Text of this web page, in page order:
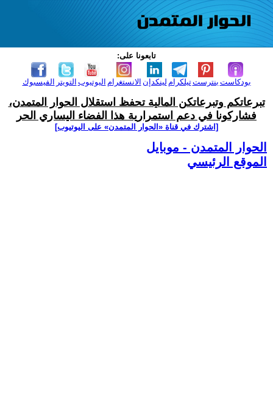
تابعونا على:
الفيسبوك التويتر اليوتيوب الانستغرام لينكدإن تيلكرامبنترست بودكاست
تبرعاتكم وتبرعاتكن المالية تحفظ استقلال الحوار المتمدن،
فشاركونا في دعم استمرارية هذا الفضاء اليساري الحر
[اشترك في قناة ‫«الحوار المتمدن» على اليوتيوب]
الحوار المتمدن - موبايل
الموقع الرئيسي